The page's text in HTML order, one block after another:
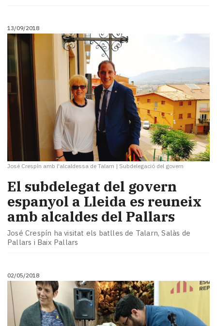
13/09/2018
José Crespín amb l'alcaldessa de Talarn | Subdelegació del govern
El subdelegat del govern
espanyol a Lleida es reuneix
amb alcaldes del Pallars
José Crespín ha visitat els batlles de Talarn, Salàs de
Pallars i Baix Pallars
02/05/2018